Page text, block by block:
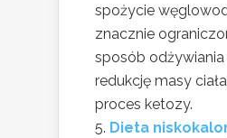
spożycie
znacznie
sposób
redukcję masy
proces ketozy.
Dieta